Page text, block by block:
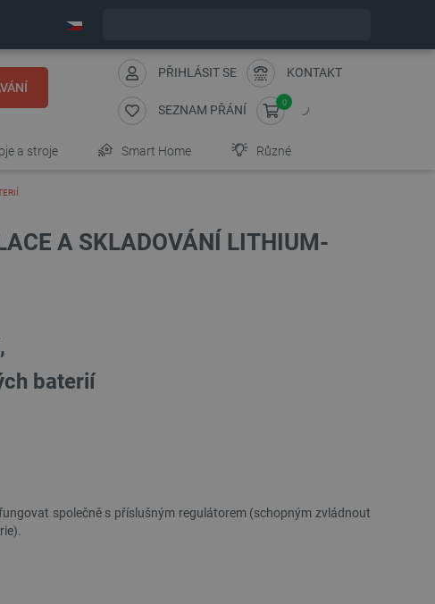
PŘIHLÁSIT SE KONTAKT
SEZNAM PŘÁNÍ
0
a stroje Smart Home Různé
A SKLADOVÁNÍ LITHIUM-
baterií
společně s příslušným regulátorem (schopným zvládnout